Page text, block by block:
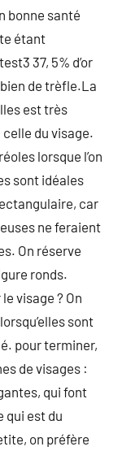
bonne santé
étant
37, 5% d’or
de trèfle.La
est très
du visage.
lorsque l’on
sont idéales
car
ne feraient
On réserve
ronds.
visage ? On
sont
pour terminer,
de visages :
qui font
qui est du
on préfère